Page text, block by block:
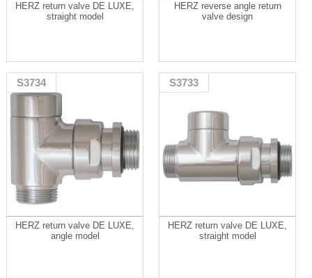
HERZ return valve DE LUXE,
straight model
HERZ reverse angle return
valve design
S3734
HERZ return valve DE LUXE,
angle model
S3733
HERZ return valve DE LUXE,
straight model